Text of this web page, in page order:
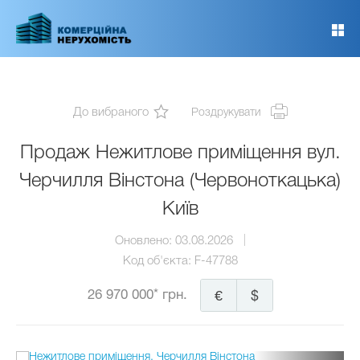
основного
До вибраного Роздрукувати
Продаж Нежитлове приміщення вул.
Черчилля Вінстона (Червоноткацька)
Київ
Оновлено: 03.08.2026
Код об'єкта: F-47788
26 970 000* грн. $
€